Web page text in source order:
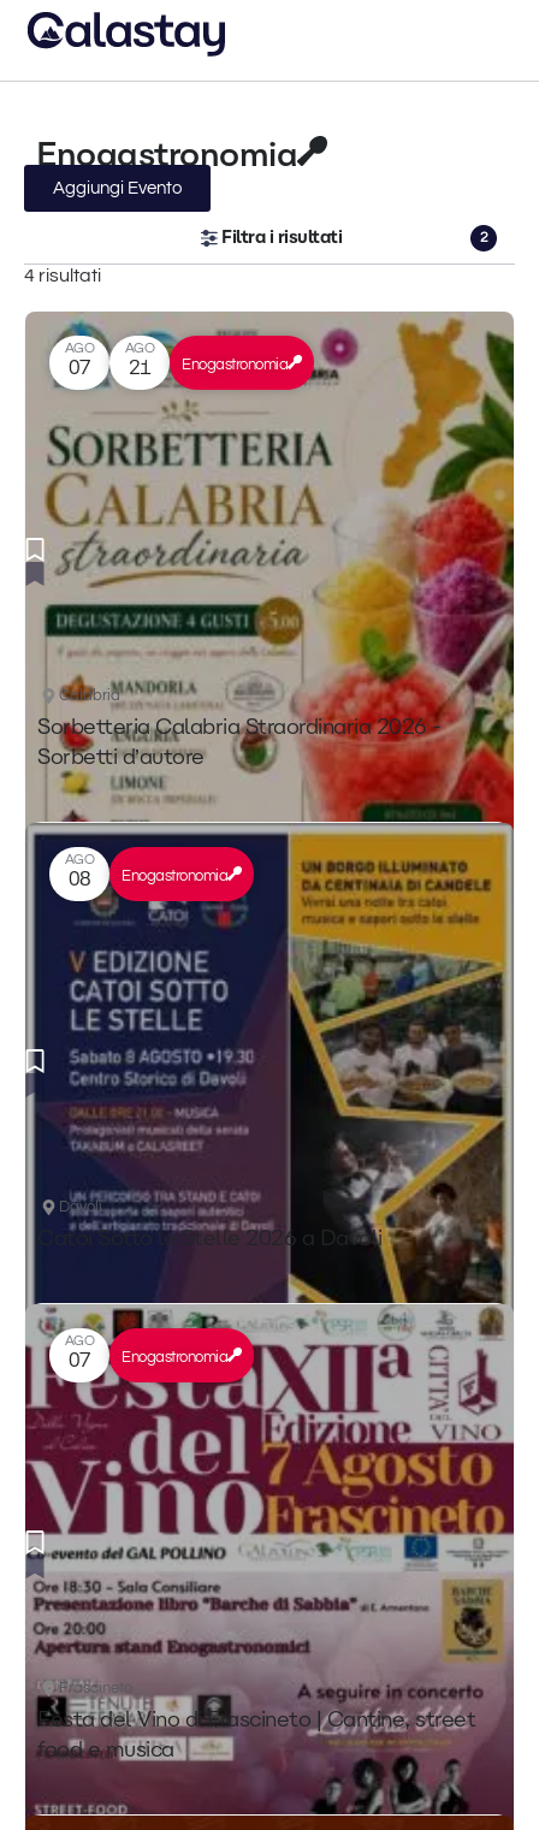
Enogastronomia
Aggiungi Evento
Filtra i risultati 2
4 risultati
Calabria
Sorbetteria Calabria Straordinaria 2026 -
Sorbetti d’autore
AGO
07
AGO
21 Enogastronomia
Davoli
Catoi Sotto le Stelle 2026 a Davoli
AGO
08 Enogastronomia
Frascineto
Festa del Vino di Frascineto | Cantine, street
food e musica
AGO
07 Enogastronomia